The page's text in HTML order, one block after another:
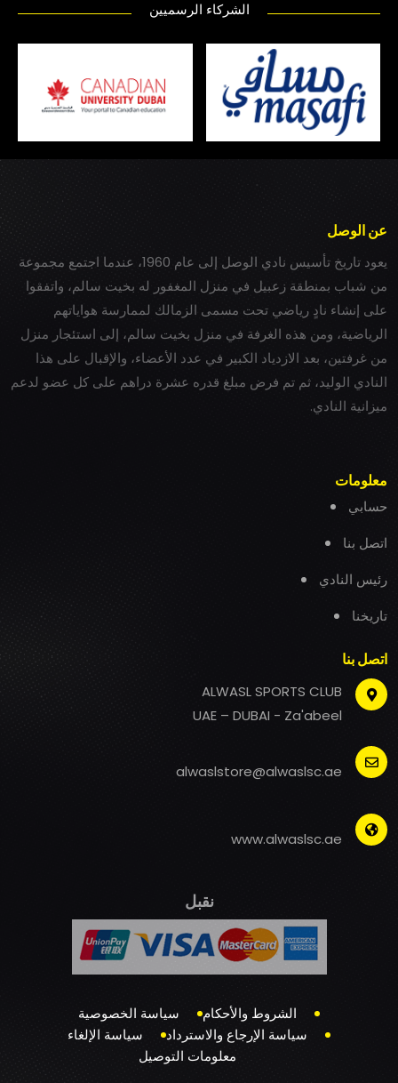
الشركاء الرسميين
عن الوصل
يعود تاريخ تأسيس نادي الوصل إلى عام 1960، عندما اجتمع مجموعة
من شباب بمنطقة زعبيل في منزل المغفور له بخيت سالم، واتفقوا
على إنشاء نادٍ رياضي تحت مسمى الزمالك لممارسة هواياتهم
الرياضية، ومن هذه الغرفة في منزل بخيت سالم، إلى استئجار منزل
من غرفتين، بعد الازدياد الكبير في عدد الأعضاء، والإقبال على هذا
النادي الوليد، ثم تم فرض مبلغ قدره عشرة دراهم على كل عضو لدعم
ميزانية النادي.
معلومات
حسابي
اتصل بنا
رئيس النادي
تاريخنا
اتصل بنا
ALWASL SPORTS CLUB
UAE – DUBAI - Za'abeel
alwaslstore@alwaslsc.ae
www.alwaslsc.ae
نقبل
الشروط والأحكام
سياسة الخصوصية
سياسة الإرجاع والاسترداد
سياسة الإلغاء
معلومات التوصيل